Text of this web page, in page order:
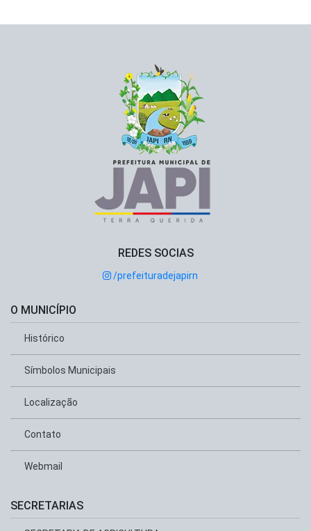
O MUNICÍPIO
Histórico
Símbolos Municipais
Localização
Contato
SECRETARIAS